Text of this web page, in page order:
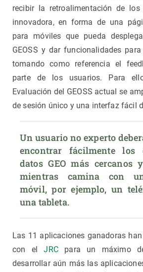
recibir la retroalimentación de
innovadora, en forma de una
para móviles que pueda
GEOSS y dar funcionalidades
tomando como referencia el
parte de los usuarios. Para
Evaluación del GEOSS actual se
de sesión único y una interfaz fácil
Un usuario no experto
encontrar fácilmente los
datos GEO más cercanos
mientras camina con
móvil, por ejemplo, un
una tableta.
Las 11 aplicaciones ganadoras
con elJRCpara un máximo
desarrollar aún más las